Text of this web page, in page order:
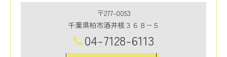
〒277-0053
千葉県柏市酒井根３６８−５
04-7128-6113